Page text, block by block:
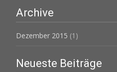
Archive
Dezember 2015 (1)
Neueste Beiträge